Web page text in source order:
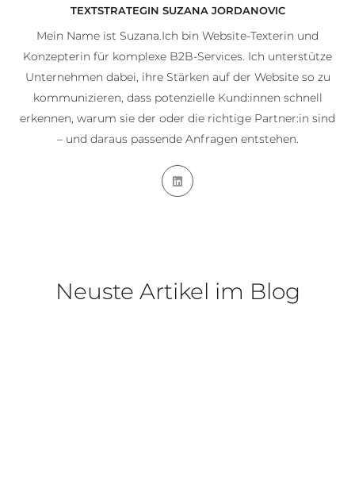
TEXTSTRATEGIN SUZANA JORDANOVIC
Mein Name ist Suzana.Ich bin Website-Texterin und
Konzepterin für komplexe B2B-Services. Ich unterstütze
Unternehmen dabei, ihre Stärken auf der Website so zu
kommunizieren, dass potenzielle Kund:innen schnell
erkennen, warum sie der oder die richtige Partner:in sind
– und daraus passende Anfragen entstehen.
Neuste Artikel im Blog